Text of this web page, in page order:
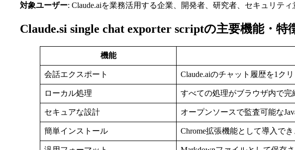
対象ユーザー: Claude.aiを業務活用する企業、開発者、研究者、セキュリテ
Claude.si single chat exporter scriptの主要機能・特
機能
会話エクスポート Claude.aiのチャット履歴を1ク
ローカル処理 すべての処理がブラウザ内で
セキュアな設計 オープンソースで監査可能な
簡単インストール Chrome拡張機能として導入で